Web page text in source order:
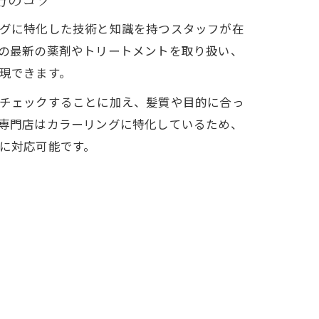
に特化した技術と知識を持つスタッフが在
新の薬剤やトリートメントを取り扱い、
きます。
ェックすることに加え、髪質や目的に合っ
店はカラーリングに特化しているため、
応可能です。